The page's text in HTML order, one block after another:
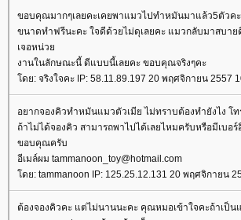
ขอบคุณมากๆเลยคะเคยพาแมวไปทำหมันมาแล้ว5ตัวค
ขนาดทำฟรีนะคะ ใจดีด้วยไม่ดุเลยคะ แมวกลับมาสบา
เจอหน่ว
งานในลักษณะนี้ ดีแบบนี้เลยคะ ขอบคุณจริงๆคะ
ดย: จริงใจคะ IP: 58.11.89.197 20 พฤศจิกายน 2557
อยากจองคิวทำหมันแมวตัวเมีย ไม่ทราบต้องทำยังไง โ
ถ้าไม่ได้จองคิว สามารถพาไปได้เลยไหมครับหรือมีเบอ
ขอบคุณครับ
อีเมล์ผม tammanoon_toy@hotmail.com
ดย: tammanoon IP: 125.25.12.131 20 พฤศจิกายน
ต้องจองคิวคะ แต่ไม่นานนะคะ คุณหมอเข้าใจคะถ้าเป็